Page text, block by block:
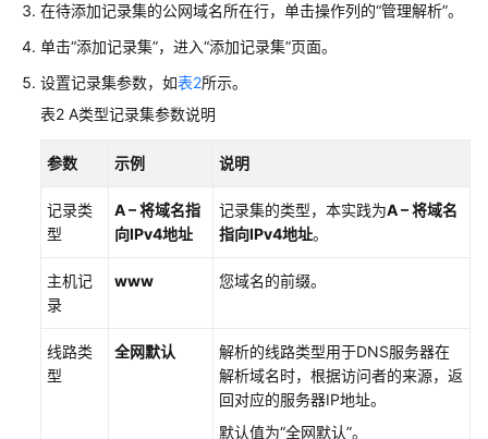
认
高
级
能
转
略
与
在待添加记录集的公网域名所在行，单击操作列的“管理解析”。
单击“添加记录集”，进入“添加记录集”页面。
设置记录集参数，如表2所示。
表2 A类型记录集参数说明
参数 示例 说明
记录类
型
A – 将域名指
向IPv4地址
记录集的类型，本实践为A – 将域名
指向IPv4地址。
主机记
录
www 您域名的前缀。
线路类
型
全网默认
解析的线路类型用于DNS服务器在
解析域名时，根据访问者的来源，返
回对应的服务器IP地址。
默认值为“全网默认”。